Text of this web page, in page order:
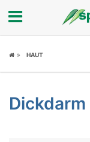
Fokus
Symptome
HAUT
Dickdarm